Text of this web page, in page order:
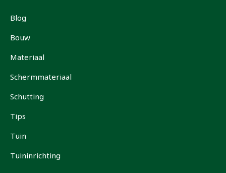
Blog
Bouw
Materiaal
Schermmateriaal
Schutting
Tips
Tuin
Tuininrichting